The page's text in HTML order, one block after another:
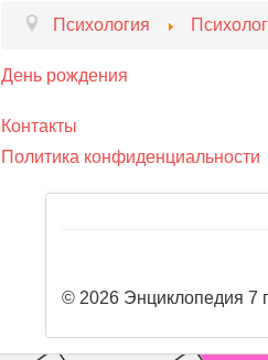
Психология
День рождения
Контакты
Политика конфиденциальности
© 2026 Энциклопедия 7